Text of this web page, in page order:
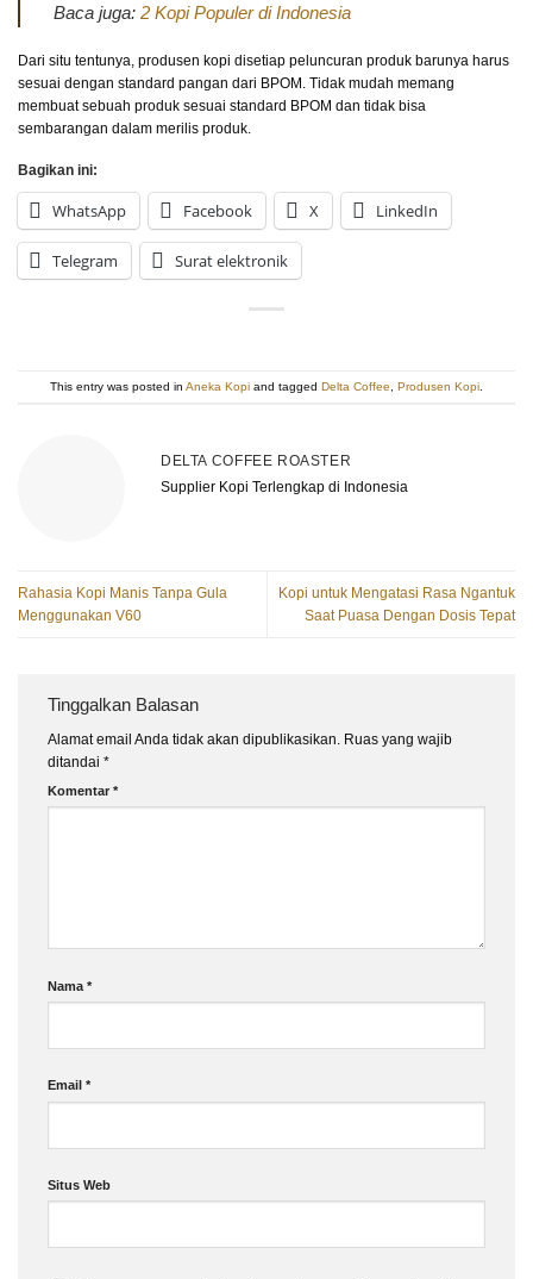
Baca juga: 2 Kopi Populer di Indonesia
Dari situ tentunya, produsen kopi disetiap peluncuran produk barunya harus
sesuai dengan standard pangan dari BPOM. Tidak mudah memang
membuat sebuah produk sesuai standard BPOM dan tidak bisa
sembarangan dalam merilis produk.
Bagikan ini:
WhatsApp Facebook X LinkedIn
Telegram Surat elektronik
This entry was posted in Aneka Kopi and tagged Delta Coffee Produsen Kopi
DELTA COFFEE ROASTER
Supplier Kopi Terlengkap di Indonesia
Rahasia Kopi Manis Tanpa Gula
Menggunakan V60
Kopi untuk Mengatasi Rasa Ngantuk
Saat Puasa Dengan Dosis Tepat
Tinggalkan Balasan
Alamat email Anda tidak akan dipublikasikan. Ruas yang wajib
ditandai *
Komentar *
Nama *
Email *
Situs Web